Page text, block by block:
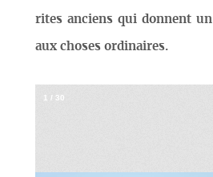
rites anciens qui donnent
aux choses ordinaires.
1 / 30